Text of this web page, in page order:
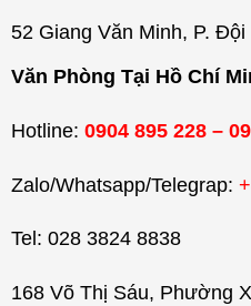
52 Giang Văn Minh, P. Đội
Văn Phòng Tại Hồ Chí
Hotline: 0904 895 228 –
Zalo/Whatsapp/Telegrap:
Tel: 028 3824 8838
168 Võ Thị Sáu, Phường